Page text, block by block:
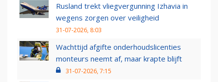
Rusland trekt vliegvergunning Izhavia in
wegens zorgen over veiligheid
31-07-2026, 8:03
Wachttijd afgifte onderhoudslicenties
monteurs neemt af, maar krapte blijft
31-07-2026, 7:15